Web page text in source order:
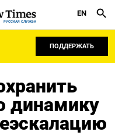
РУССКАЯ СЛУЖБА
EN
ПОДДЕРЖАТЬ
динамику